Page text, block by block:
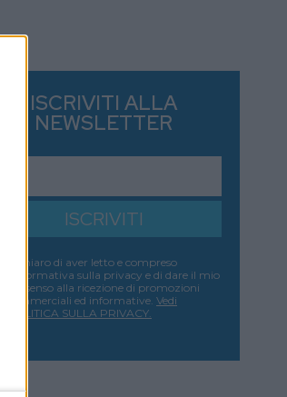
ISCRIVITI ALLA
NEWSLETTER
ISCRIVITI
Dichiaro di aver letto e compreso
l'informativa sulla privacy e di dare il mio
consenso alla ricezione di promozioni
commerciali ed informative. Vedi
POLITICA SULLA PRIVACY.